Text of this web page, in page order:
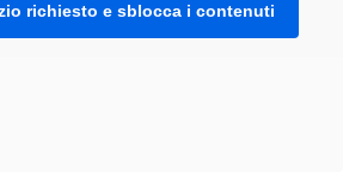
richiesto e sblocca i contenuti